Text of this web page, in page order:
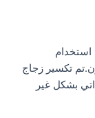
استخدام
تكسير زجاج
بشكل غير